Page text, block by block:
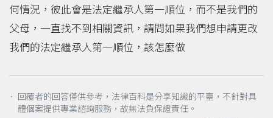
何情況，彼此會是法定繼承人第一順位，而不是我們的
父母，一直找不到相關資訊，請問如果我們想申請更改
我們的法定繼承人第一順位，該怎麼做
． 回覆者的回答僅供參考，法律百科是分享知識的平臺，不針對具
體個案提供專業諮詢服務，故無法負保證責任。